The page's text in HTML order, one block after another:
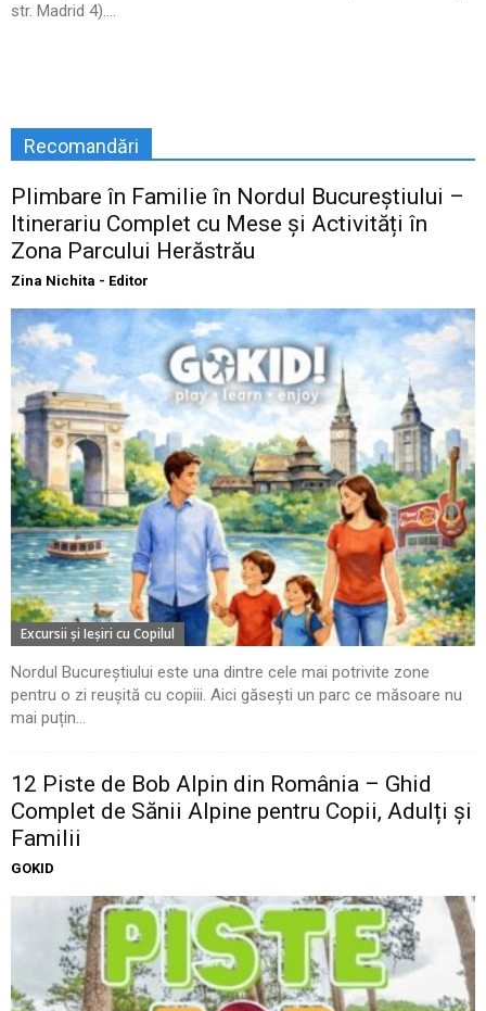
str. Madrid 4)....
Recomandări
Plimbare în Familie în Nordul Bucureștiului –
Itinerariu Complet cu Mese și Activități în
Zona Parcului Herăstrău
Zina Nichita - Editor
Excursii şi Ieşiri cu Copilul
Nordul Bucureștiului este una dintre cele mai potrivite zone
pentru o zi reușită cu copiii. Aici găsești un parc ce măsoare nu
mai puțin...
12 Piste de Bob Alpin din România – Ghid
Complet de Sănii Alpine pentru Copii, Adulți și
Familii
GOKID